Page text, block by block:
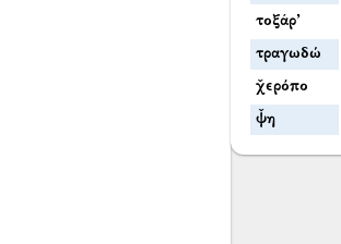
τοξάρ’
τραγωδώ
χ̌ερόπο
ψ̌η